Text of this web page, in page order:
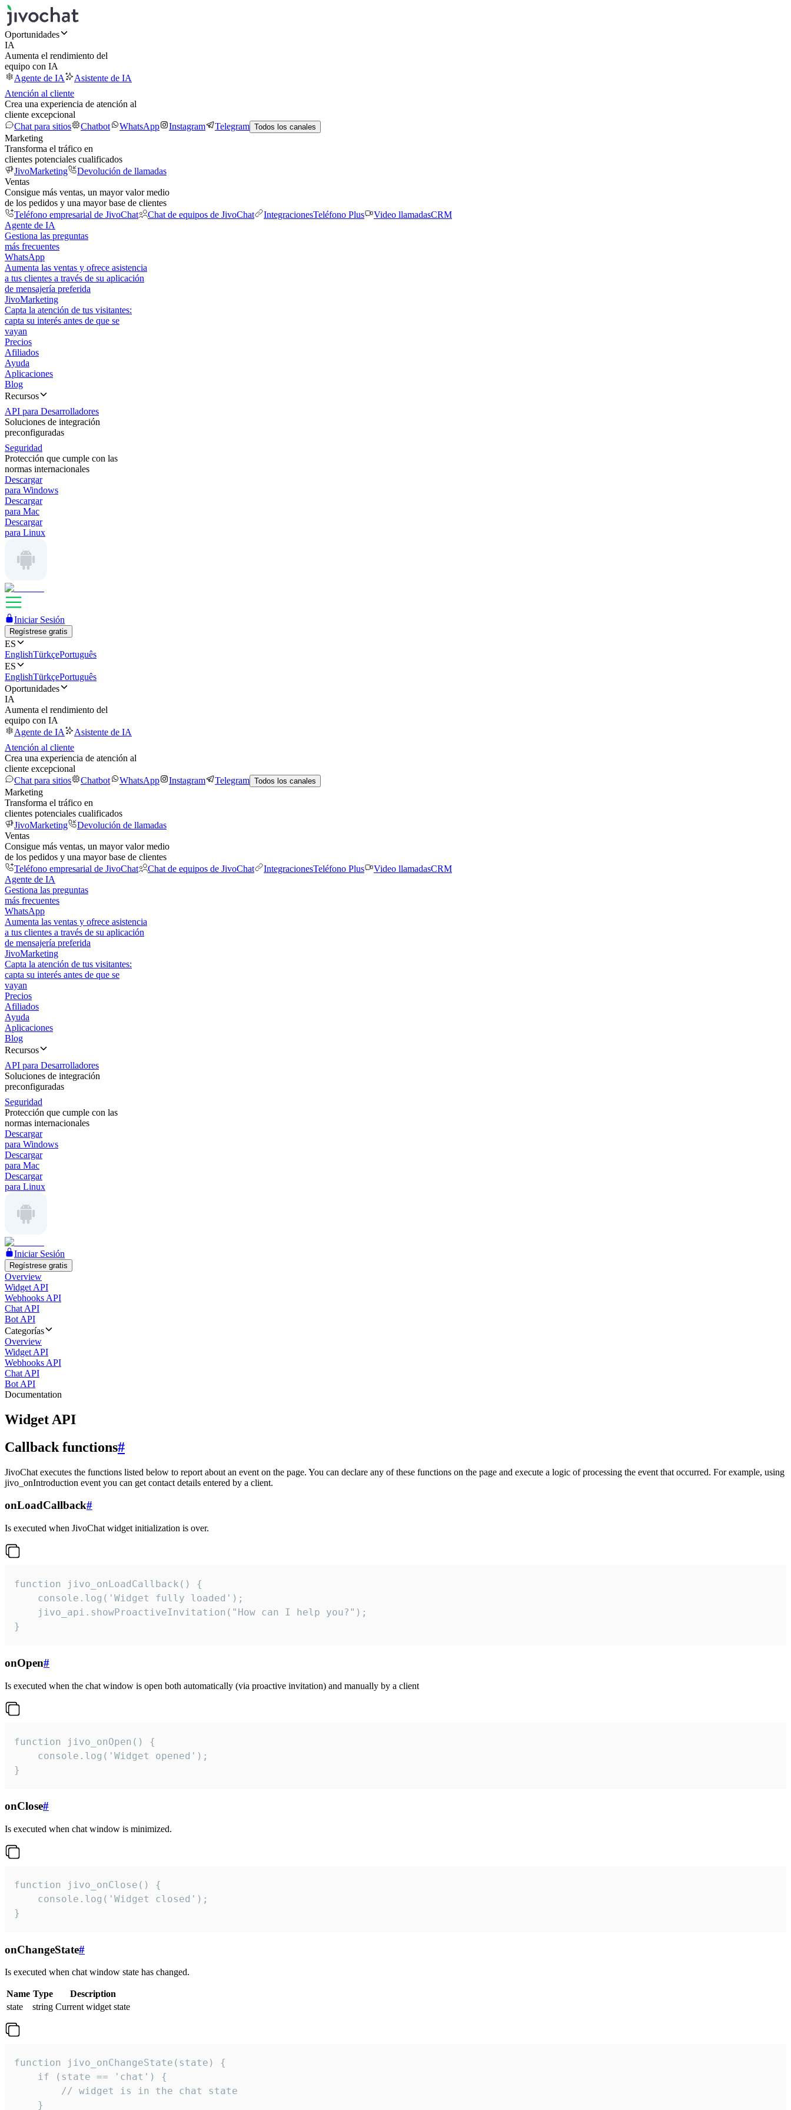
Oportunidades
IA
Aumenta el rendimiento del
equipo con IA
Agente de IA
Asistente de IA
Atención al cliente
Crea una experiencia de atención al
cliente excepcional
Chat para sitios
Chatbot WhatsApp Instagram Telegram Todos los canales
Marketing
Transforma el tráfico en
clientes potenciales cualificados
JivoMarketing
Devolución de llamadas
Ventas
Consigue más ventas, un mayor valor medio
de los pedidos y una mayor base de clientes
Teléfono empresarial de JivoChat
Chat de equipos de JivoChat IntegracionesTeléfono Plus Video llamadasCRM
Agente de IA
Gestiona las preguntas
más frecuentes
WhatsApp
Aumenta las ventas y ofrece asistencia
a tus clientes a través de su aplicación
de mensajería preferida
JivoMarketing
Capta la atención de tus visitantes:
capta su interés antes de que se
vayan
Precios
Afiliados
Ayuda
Aplicaciones
Blog
Recursos
API para Desarrolladores
Soluciones de integración
preconfiguradas
Seguridad
Protección que cumple con las
normas internacionales
Descargar
para Windows
Descargar
para Mac
Descargar
para Linux
Iniciar Sesión
Regístrese gratis
ES
EnglishTürkçePortuguês
ES
EnglishTürkçePortuguês
Oportunidades
IA
Aumenta el rendimiento del
equipo con IA
Agente de IA
Asistente de IA
Atención al cliente
Crea una experiencia de atención al
cliente excepcional
Chat para sitios
Chatbot WhatsApp Instagram Telegram Todos los canales
Marketing
Transforma el tráfico en
clientes potenciales cualificados
JivoMarketing
Devolución de llamadas
Ventas
Consigue más ventas, un mayor valor medio
de los pedidos y una mayor base de clientes
Teléfono empresarial de JivoChat
Chat de equipos de JivoChat IntegracionesTeléfono Plus Video llamadasCRM
Agente de IA
Gestiona las preguntas
más frecuentes
WhatsApp
Aumenta las ventas y ofrece asistencia
a tus clientes a través de su aplicación
de mensajería preferida
JivoMarketing
Capta la atención de tus visitantes:
capta su interés antes de que se
vayan
Precios
Afiliados
Ayuda
Aplicaciones
Blog
Recursos
API para Desarrolladores
Soluciones de integración
preconfiguradas
Seguridad
Protección que cumple con las
normas internacionales
Descargar
para Windows
Descargar
para Mac
Descargar
para Linux
Iniciar Sesión
Regístrese gratis
Overview
Widget API
Webhooks API
Chat API
Bot API
Categorías
Overview
Widget API
Webhooks API
Chat API
Bot API
Documentation
Widget API
Callback functions#
JivoChat executes the functions listed below to report about an event on the page. You can declare any of these functions on the page and execute a logic of processing the event that occurred. For example, using
jivo_onIntroduction event you can get contact details entered by a client.
onLoadCallback#
Is executed when JivoChat widget initialization is over.
function jivo_onLoadCallback() {
    console.log('Widget fully loaded');
    jivo_api.showProactiveInvitation("How can I help you?");
}
onOpen#
Is executed when the chat window is open both automatically (via proactive invitation) and manually by a client
function jivo_onOpen() {
    console.log('Widget opened');
}
onClose#
Is executed when chat window is minimized.
function jivo_onClose() {
    console.log('Widget closed');
}
onChangeState#
Is executed when chat window state has changed.
Name Type
Description
state
string Current widget state
function jivo_onChangeState(state) {
    if (state == 'chat') {
        // widget is in the chat state
    }